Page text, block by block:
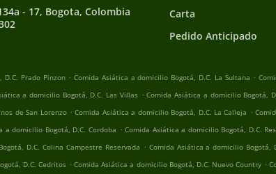
- 17, Bogota, Colombia
Carta
Pedido Anticipado
Prado Pinzon . Comida Asiática a domicilio Bogotá, D.C. La Sultana .
a domicilio Bogotá, D.C. Las Villas . Comida Asiática a domicilio Bogotá,
de San Lorenzo . Comida Asiática a domicilio Bogotá, D.C. La Calleja .
a domicilio Bogotá, D.C. Cordoba . Comida Asiática a domicilio Bogotá, D.C.
D.C. Colina Campestre Reservada . Comida Asiática a domicilio Bogotá,
D.C. Cedritos . Comida Asiática a domicilio Bogotá, D.C. Nuevo Country .